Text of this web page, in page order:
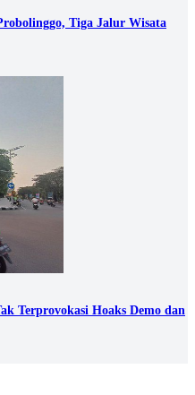
Tiga Jalur Wisata
Terprovokasi Hoaks Demo dan